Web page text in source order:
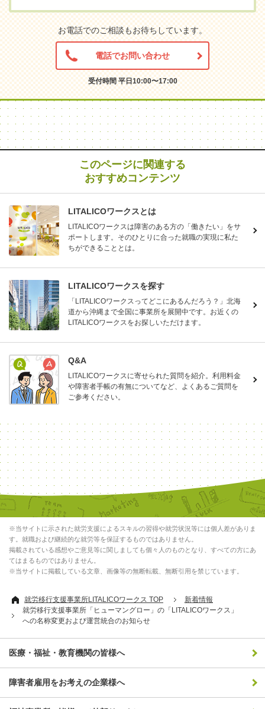
お電話でのご相談もお待ちしています。
電話でお問い合わせ
受付時間 平日10:00〜17:00
このページに関連する
おすすめコンテンツ
LITALICOワークスとは
LITALICOワークスは障害のある方の「働きたい」をサ
ポートします。そのひとりに合った就職の実現に私た
ちができることとは。
LITALICOワークスを探す
「LITALICOワークスってどこにあるんだろう？」北海
道から沖縄まで全国に事業所を展開中です。お近くの
LITALICOワークスをお探しいただけます。
Q&A
LITALICOワークスに寄せられた質問を紹介。利用料金
や障害者手帳の有無についてなど、よくあるご質問を
ご参考ください。
※当サイトに示された就労支援によるスキルの習得や就労状況等には個人差がありま
す。就職および継続的な就労等を保証するものではありません。
掲載されている感想やご意見等に関しましても個々人のものとなり、すべての方にあ
てはまるものではありません。
※当サイトに掲載している文章、画像等の無断転載、無断引用を禁じています。
就労移行支援事業所LITALICOワークス TOP
新着情報
就労移行支援事業所「ヒューマングロー」の「LITALICOワークス」
への名称変更および運営統合のお知らせ
医療・福祉・教育機関の皆様へ
障害者雇用をお考えの企業様へ